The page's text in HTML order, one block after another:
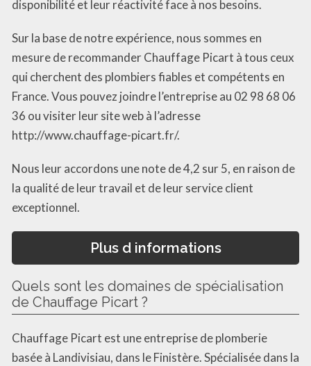
disponibilité et leur réactivité face à nos besoins.
Sur la base de notre expérience, nous sommes en
mesure de recommander Chauffage Picart à tous ceux
qui cherchent des plombiers fiables et compétents en
France. Vous pouvez joindre l’entreprise au 02 98 68 06
36 ou visiter leur site web à l’adresse
http://www.chauffage-picart.fr/.
Nous leur accordons une note de 4,2 sur 5, en raison de
la qualité de leur travail et de leur service client
exceptionnel.
Plus d informations
Quels sont les domaines de spécialisation
de Chauffage Picart ?
Chauffage Picart est une entreprise de plomberie
basée à Landivisiau, dans le Finistère. Spécialisée dans la